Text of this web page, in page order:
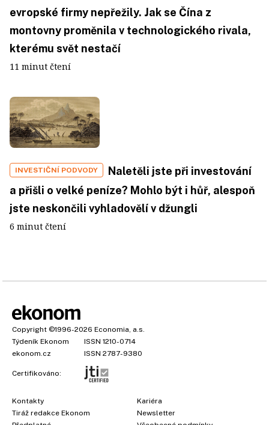
evropské firmy nepřežily. Jak se Čína z
montovny proměnila v technologického rivala,
kterému svět nestačí
11 minut čtení
INVESTIČNÍ PODVODY
Naletěli jste při investování
a přišli o velké peníze? Mohlo být i hůř, alespoň
jste neskončili vyhladovělí v džungli
6 minut čtení
Copyright ©1996-2026 Economia, a.s.
Týdeník Ekonom
ISSN 1210-0714
ekonom.cz
ISSN 2787-9380
Certifikováno:
Kontakty
Tiráž redakce Ekonom
Kariéra
Newsletter